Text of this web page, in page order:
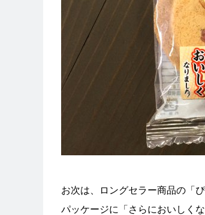
お次は、ロングセラー商品の「ぴ
パッケージに「さらにおいしく